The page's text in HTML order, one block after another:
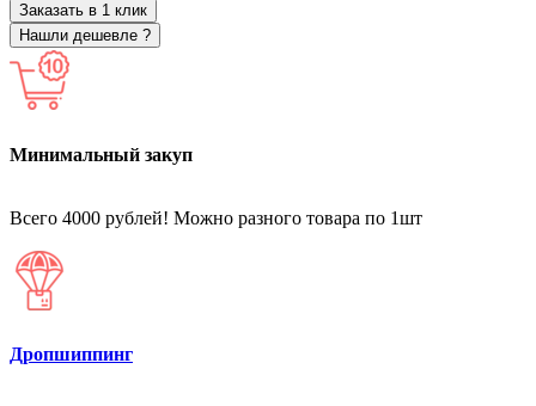
Заказать в 1 клик
Нашли дешевле ?
Минимальный закуп
Всего 4000 рублей! Можно разного товара по 1шт
Дропшиппинг